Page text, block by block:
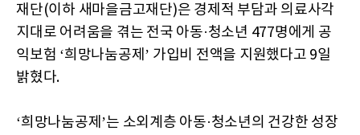
재단(이하 새마을금고재단)은 경제적 부담과 의료사각
지대로 어려움을 겪는 전국 아동·청소년 477명에게 공
익보험 ‘희망나눔공제’ 가입비 전액을 지원했다고 9일
밝혔다.
‘희망나눔공제’는 소외계층 아동·청소년의 건강한 성장